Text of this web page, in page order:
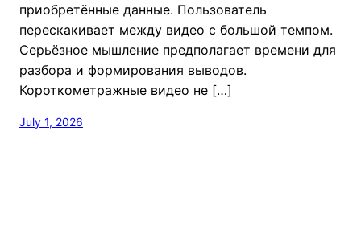
приобретённые данные. Пользователь
перескакивает между видео с большой темпом.
Серьёзное мышление предполагает времени для
разбора и формирования выводов.
Короткометражные видео не […]
July 1, 2026